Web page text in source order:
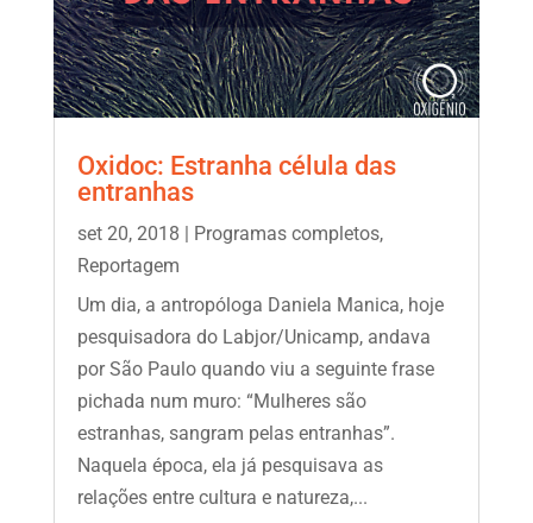
Oxidoc: Estranha célula das
entranhas
set 20, 2018 | Programas completos,
Reportagem
Um dia, a antropóloga Daniela Manica, hoje
pesquisadora do Labjor/Unicamp, andava
por São Paulo quando viu a seguinte frase
pichada num muro: “Mulheres são
estranhas, sangram pelas entranhas”.
Naquela época, ela já pesquisava as
relações entre cultura e natureza,...